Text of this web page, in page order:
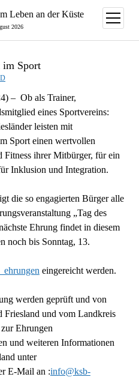
2026
Menü
öffnen
im Sport
– Ob als Trainer,
eines Sportvereins:
leisten mit
Sport einen wertvollen
Fitness ihrer Mitbürger, für ein
Inklusion und Integration.
die so engagierten Bürger alle
„Tag des
Ehrung findet in diesem
noch bis Sonntag, 13.
eingereicht werden.
werden geprüft und von
Friesland und vom Landkreis
Ehrungen
und weiteren Informationen
unter
E-Mail an :info@ksb-